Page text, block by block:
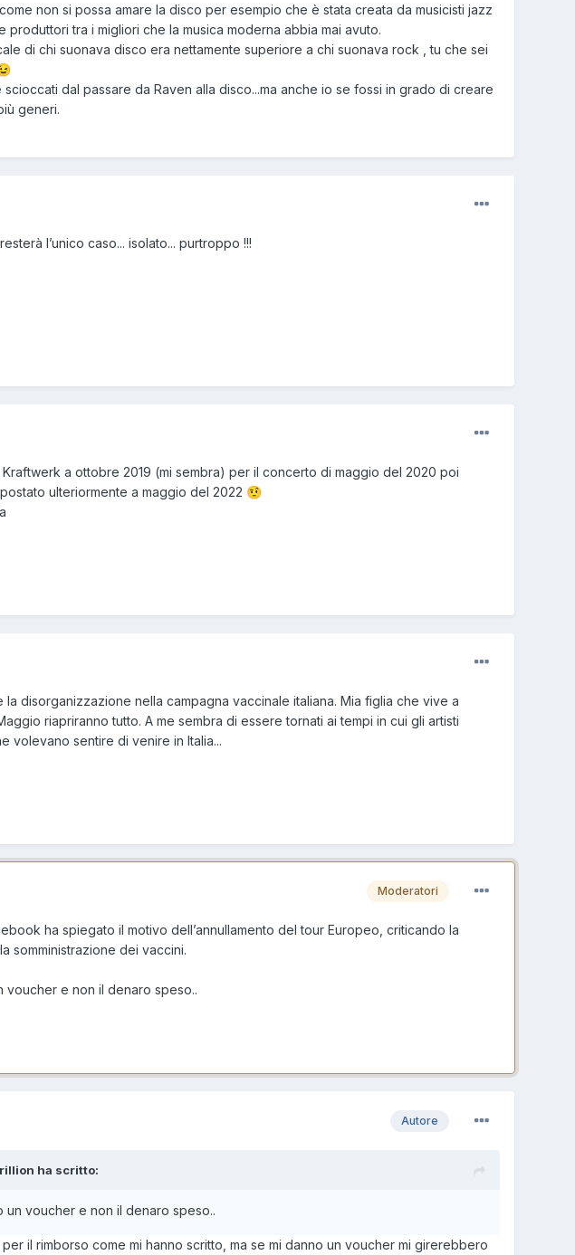
non si possa amare la disco per esempio che è stata creata da musicisti jazz
produttori tra i migliori che la musica moderna abbia mai avuto.
di chi suonava disco era nettamente superiore a chi suonava rock , tu che sei
dal passare da Raven alla disco...ma anche io se fossi in grado di creare
generi.
l’unico caso... isolato... purtroppo !!!
a ottobre 2019 (mi sembra) per il concerto di maggio del 2020 poi
ulteriormente a maggio del 2022 🤨
disorganizzazione nella campagna vaccinale italiana. Mia figlia che vive a
riapriranno tutto. A me sembra di essere tornati ai tempi in cui gli artisti
volevano sentire di venire in Italia...
Moderatori
ha spiegato il motivo dell’annullamento del tour Europeo, criticando la
somministrazione dei vaccini.
voucher e non il denaro speso..
Autore
ha scritto:
un voucher e non il denaro speso..
il rimborso come mi hanno scritto, ma se mi danno un voucher mi girerebbero